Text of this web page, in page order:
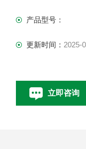
产品型号：
更新时间： 2025-
立即咨询